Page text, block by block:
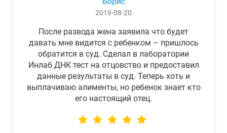
2019-08-20
После развода жена заявила что будет
давать мне видится с ребенком – пришлось
обратится в суд. Сделал в лаборатории
Инлаб ДНК тест на отцовство и предоставил
данные результаты в суд. Теперь хоть и
выплачиваю алименты, но ребенок знает кто
его настоящий отец.